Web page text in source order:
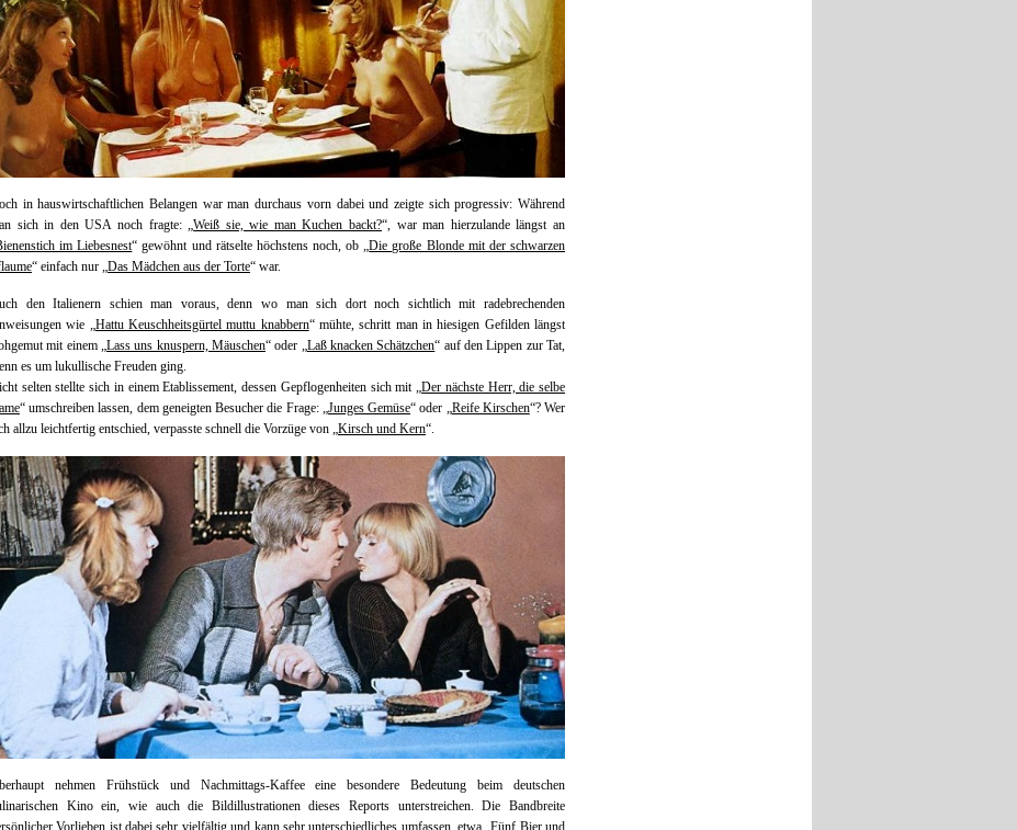
in hauswirtschaftlichen Belangen war man durchaus vorn dabei und zeigte sich progressiv: Während
sich in den USA noch fragte: „Weiß sie, wie man Kuchen backt?“, war man hierzulande längst an
im Liebesnest“ gewöhnt und rätselte höchstens noch, ob „Die große Blonde mit der schwarzen
“ einfach nur „Das Mädchen aus der Torte“ war.
den Italienern schien man voraus, denn wo man sich dort noch sichtlich mit radebrechenden
wie „Hattu Keuschheitsgürtel muttu knabbern“ mühte, schritt man in hiesigen Gefilden längst
mit einem „Lass uns knuspern, Mäuschen“ oder „Laß knacken Schätzchen“ auf den Lippen zur Tat,
es um lukullische Freuden ging.
selten stellte sich in einem Etablissement, dessen Gepflogenheiten sich mit „Der nächste Herr, die selbe
“ umschreiben lassen, dem geneigten Besucher die Frage: „Junges Gemüse“ oder „Reife Kirschen“? Wer
allzu leichtfertig entschied, verpasste schnell die Vorzüge von „Kirsch und Kern“.
nehmen Frühstück und Nachmittags-Kaffee eine besondere Bedeutung beim deutschen
Kino ein, wie auch die Bildillustrationen dieses Reports unterstreichen. Die Bandbreite
Vorlieben ist dabei sehr vielfältig und kann sehr unterschiedliches umfassen, etwa „Fünf Bier und